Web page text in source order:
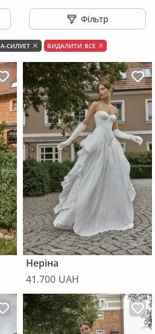
Фільтр
А-СИЛУЕТ ВИДАЛИТИ ВСЕ
Неріна
41.700 UAH